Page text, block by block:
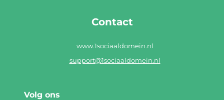
Contact
www.1sociaaldomein.nl
support@1sociaaldomein.nl
Volg ons